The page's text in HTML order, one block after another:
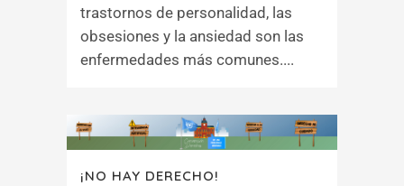
trastornos de personalidad, las
obsesiones y la ansiedad son las
enfermedades más comunes....
¡NO HAY DERECHO!